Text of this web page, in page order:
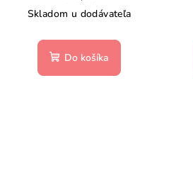
Skladom u dodávateľa
Do košíka